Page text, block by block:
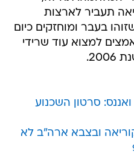
תעביר לארצות
בעבר ומוחזקים כיום
למצוא עוד שרידי
סרטון השכנוע
ובצבא ארה"ב לא